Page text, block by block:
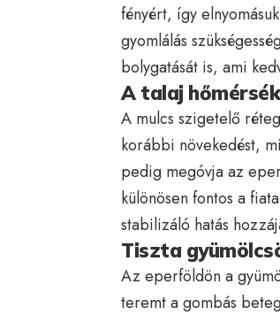
fényért, így
gyomlálás
bolygatását is, ami
A talaj
A mulcs szigetelő
korábbi növekedést,
pedig megóvja az
különösen fontos a
stabilizáló hatás
Tiszta
Az eperföldön a
teremt a gombás